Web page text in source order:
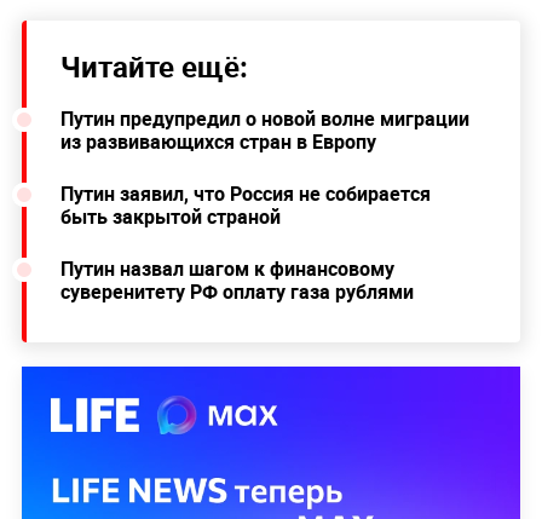
Читайте ещё:
Путин предупредил о новой волне миграции
из развивающихся стран в Европу
Путин заявил, что Россия не собирается
быть закрытой страной
Путин назвал шагом к финансовому
суверенитету РФ оплату газа рублями